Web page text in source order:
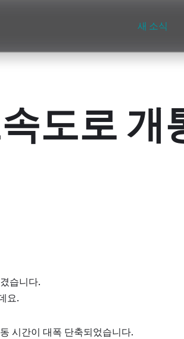
새 소식
도로 개
습니다.
요.
시간이 대폭 단축되었습니다.